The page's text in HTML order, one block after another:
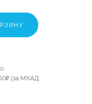
(за МКАД